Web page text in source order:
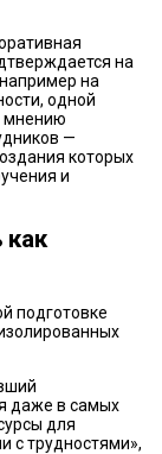
на
на
одной
мнению
—
которых
и
как
подготовке
даже в самых
для
с трудностями»,